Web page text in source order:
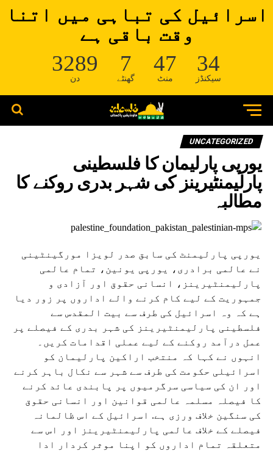
اسرائیل کی تباہی میں اتنا
وقت باقی ہے
3289
دن
7
گھنٹے
47
منٹ
34
سیکنڈز
UNCATEGORIZED
یورپی پارلیمان کا فلسطینی
پارلیمنٹیرینز کی شہر بدری روکنے کا
مطالبہ
یورپی پارلیمنٹ کی سابق صدر لویزا مورگینٹینی
نے عالمی برادری، یورپی یونین، تمام عالمی
پارلیمنٹیرینز، انسانی حقوق اور آزادی و
جمہوریت کے لیے کام کرنے والے اداروں پر زور دیا
ہے کہ وہ اسرائیل کی طرف سے بیت المقدس سے
فلسطینی پارلیمنٹیرینز کی شہر بدری کے فیصلے پر
عمل درآمد روکنے کے لیے عملی اقدامات کریں۔
انہوں نے کہا کہ منتخب اراکین پارلیمان کو
اسرائیلی حکومت کی طرف سے شہر سے نکال باہر کرنے
اور ان کی سیاسی سرگرمیوں پر پابندی عائد کرنے
کا فیصلہ مسلمہ عالمی قوانین اور انسانی حقوق
کی سنگین خلاف ورزی ہے. اسرائیل کے اس ظالمانہ
فیصلے کے خلاف عالمی پارلیمنٹیرینز اور اس سے
متعلقہ تمام اداروں کو اپنا موثر کردار ادا